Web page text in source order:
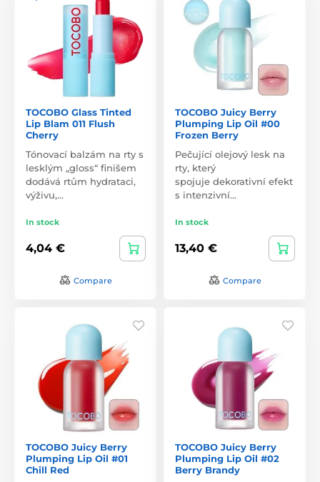
TOCOBO Glass Tinted
Lip Blam 011 Flush
Cherry
Tónovací balzám na rty s
lesklým „gloss“ finišem
dodává rtům hydrataci,
výživu,…
In stock
4,04 €
Compare
TOCOBO Juicy Berry
Plumping Lip Oil #00
Frozen Berry
Pečující olejový lesk na
rty, který
spojuje dekorativní efekt
s intenzivní…
In stock
13,40 €
Compare
TOCOBO Juicy Berry
Plumping Lip Oil #01
Chill Red
TOCOBO Juicy Berry
Plumping Lip Oil #02
Berry Brandy